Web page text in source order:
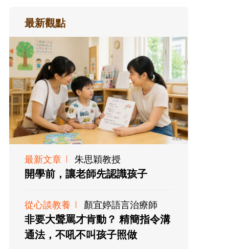
最新觀點
最新文章 朱思穎教授
開學前，讓老師先認識孩子
從心談教養 顏宜婷語言治療師
非要大聲罵才肯動？ 精簡指令溝
通法，不吼不叫孩子照做